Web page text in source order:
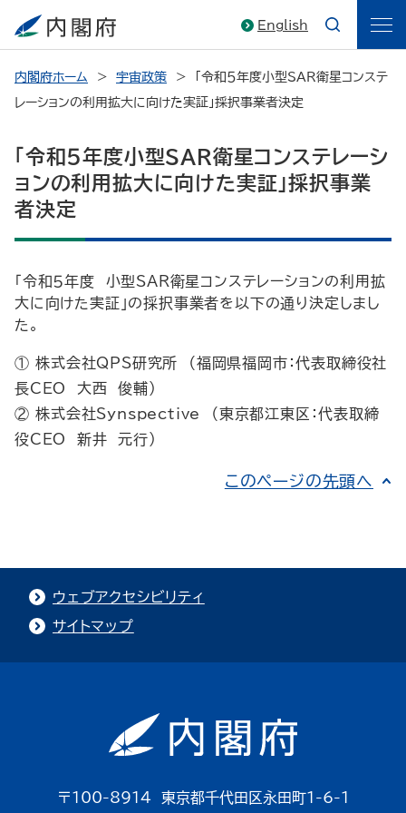
English
内閣府ホーム 宇宙政策
「令和５年度小型SAR衛星コンステ
レーションの利用拡大に向けた実証」採択事業者決定
「令和５年度小型SAR衛星コンステレーシ
ョンの利用拡大に向けた実証」採択事業
者決定
「令和５年度 小型SAR衛星コンステレーションの利用拡
大に向けた実証」の採択事業者を以下の通り決定しまし
た。
株式会社QPS研究所 （福岡県福岡市：代表取締役社
長CEO 大西 俊輔）
株式会社Synspective （東京都江東区：代表取締
役CEO 新井 元行）
このページの先頭へ
ウェブアクセシビリティ
サイトマップ
〒100-8914 東京都千代田区永田町1-6-1